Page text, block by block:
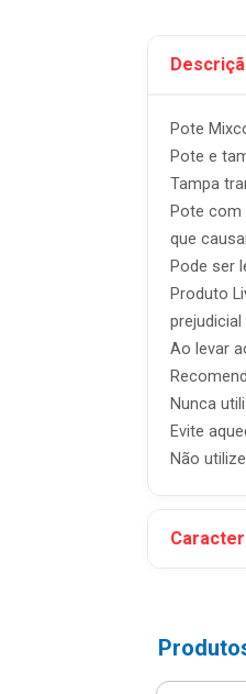
Pote
Pote e
Tampa
Pote
que
Pode ser
Produto
Ao levar
Nunca
Evite
Não